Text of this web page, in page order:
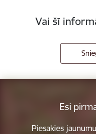
Vai šī
Esi
Piesakies